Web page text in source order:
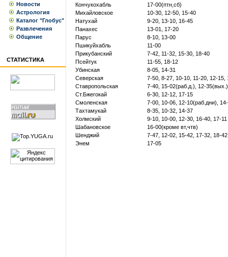
Новости
Астрология
Каталог "Глобус"
Развлечения
Общение
СТАТИСТИКА
Кончукохабль
17-00(птн,сб)
Михайловское
10-30, 12-50, 15-40
Натухай
9-20, 13-10, 16-45
Панахес
13-01, 17-20
Парус
8-10, 13-00
Пшикуйхабль
11-00
Прикубанский
7-42, 11-32, 15-30, 18-40
Псейтук
11-55, 18-12
Убинская
8-05, 14-31
Северская
7-50, 8-27, 10-10, 11-20, 12-
Ставропольская
7-40, 15-02(раб.д.), 12-35(вых.)
Ст.Бжегокай
6-30, 12-12, 17-15
Смоленская
7-00, 10-06, 12-10(раб.дни),
Тахтамукай
8-35, 10-32, 14-37
Холмский
9-10, 10-00, 12-30, 16-40, 17-11
Шабановское
16-00(кроме вт,чтв)
Шенджий
7-47, 12-02, 15-42, 17-32, 18-42
Энем
17-05